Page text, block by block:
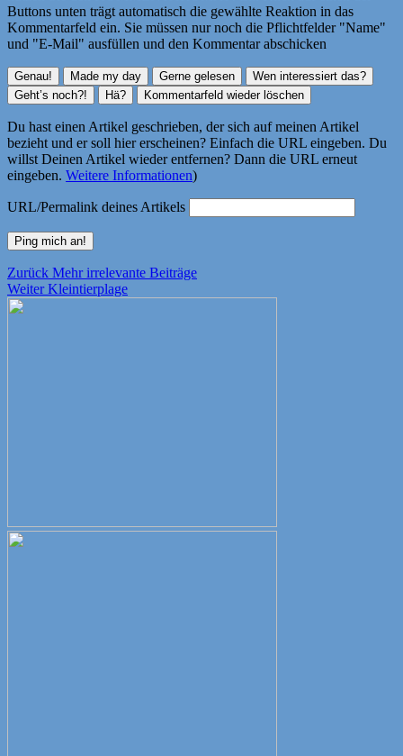
Buttons unten trägt automatisch die gewählte Reaktion in das
Kommentarfeld ein. Sie müssen nur noch die Pflichtfelder "Name"
und "E-Mail" ausfüllen und den Kommentar abschicken
Du hast einen Artikel geschrieben, der sich auf meinen Artikel
bezieht und er soll hier erscheinen? Einfach die URL eingeben. Du
willst Deinen Artikel wieder entfernen? Dann die URL erneut
eingeben. Weitere Informationen)
URL/Permalink deines Artikels
Beitragsnavigation
Zurück Vorheriger
Beitrag:
Mehr irrelevante Beiträge
Weiter Nächster
Kleintierplage